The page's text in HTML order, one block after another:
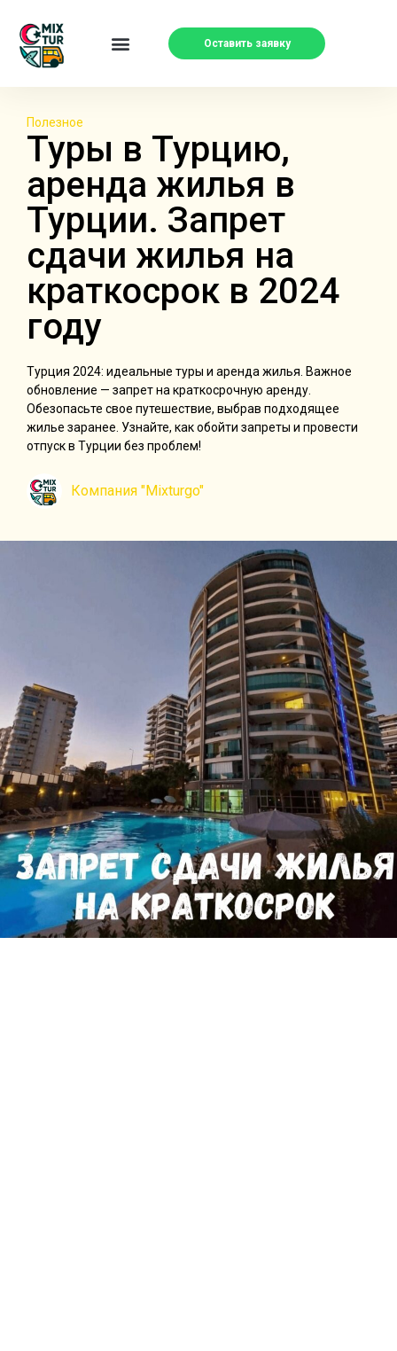
Оставить заявку
Полезное
Туры в Турцию,
аренда жилья в
Турции. Запрет
сдачи жилья на
краткосрок в 2024
году
Турция 2024: идеальные туры и аренда жилья. Важное
обновление — запрет на краткосрочную аренду.
Обезопасьте свое путешествие, выбрав подходящее
жилье заранее. Узнайте, как обойти запреты и провести
отпуск в Турции без проблем!
Компания "Mixturgo"